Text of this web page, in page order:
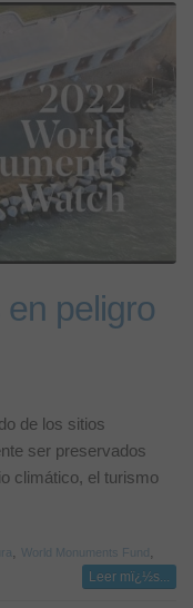
peligro
de los sitios
ser preservados
climático, el turismo
, World Monuments Fund,
Leer mï¿½s...